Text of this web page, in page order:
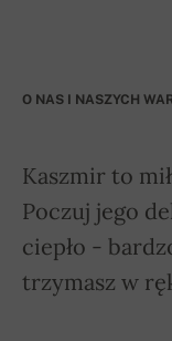
O NAS I NASZYCH
Kaszmir to
Poczuj jego
ciepło -
trzymasz w